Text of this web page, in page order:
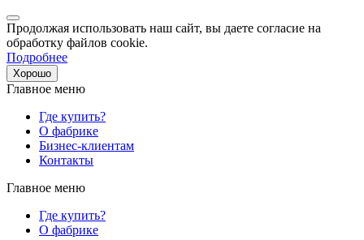
Продолжая использовать наш сайт, вы даете согласие на
обработку файлов cookie.
Подробнее
Хорошо
Главное меню
Где купить?
О фабрике
Бизнес-клиентам
Контакты
Главное меню
Где купить?
О фабрике